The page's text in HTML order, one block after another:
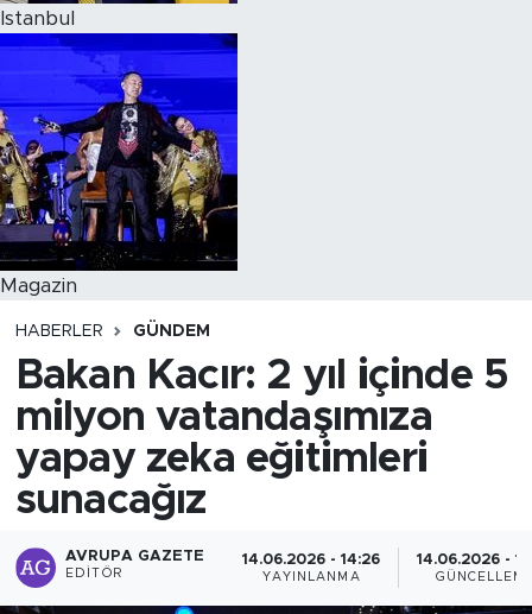
Istanbul
Magazin
HABERLER GÜNDEM
Bakan Kacır: 2 yıl içinde 5
milyon vatandaşımıza
yapay zeka eğitimleri
sunacağız
AVRUPA GAZETE
EDITÖR
14.06.2026 - 14:26
YAYINLANMA
14.06.2026 -